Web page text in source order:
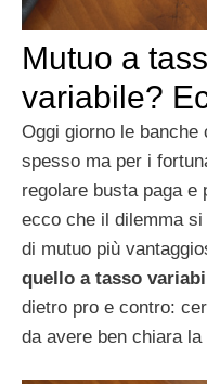
Mutuo a
variabile?
Oggi giorno le banche
spesso ma per i
regolare busta paga e
ecco che il dilemma
di mutuo più
quello a tasso
dietro pro e contro:
da avere ben chiara